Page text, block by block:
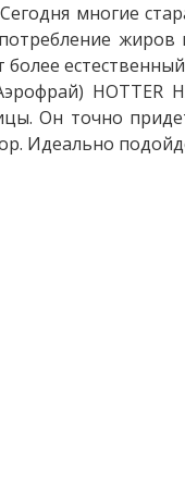
многие
HOTTER
Он точно
Идеально